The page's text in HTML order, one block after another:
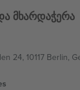
მხარდაჭერა
24, 10117 Berlin,